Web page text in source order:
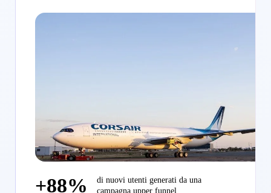
+88%
di nuovi utenti generati da una
campagna upper funnel